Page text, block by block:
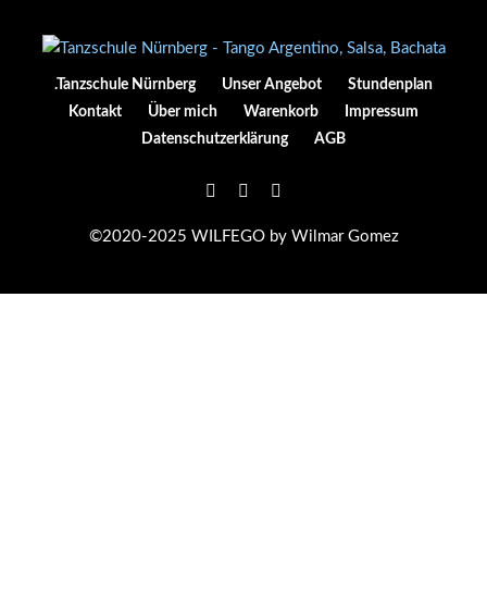
.Tanzschule Nürnberg Unser Angebot
Stundenplan
Kontakt
Über mich Warenkorb
Impressum
Datenschutzerklärung
AGB
©2020-2025 WILFEGO by Wilmar Gomez